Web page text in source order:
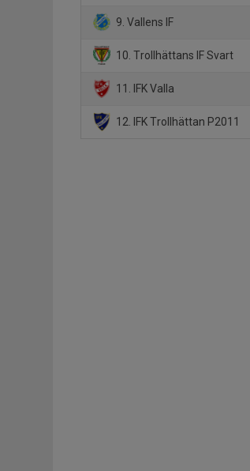
9. Vallens IF
10. Trollhättans IF Svart
11. IFK Valla
12. IFK Trollhättan P2011